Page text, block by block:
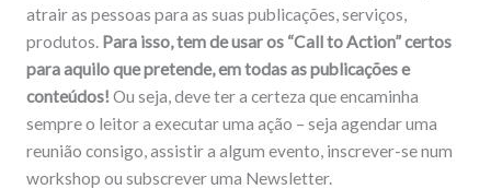
atrair as pessoas para as suas publicações, serviços,
produtos. Para isso, tem de usar os “Call to Action” certos
para aquilo que pretende, em todas as publicações e
conteúdos! Ou seja, deve ter a certeza que encaminha
sempre o leitor a executar uma ação – seja agendar uma
reunião consigo, assistir a algum evento, inscrever-se num
workshop ou subscrever uma Newsletter.